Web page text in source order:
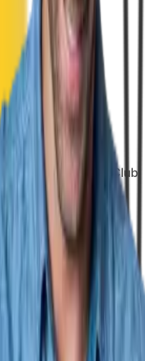
browser și CashClub
online
cont?